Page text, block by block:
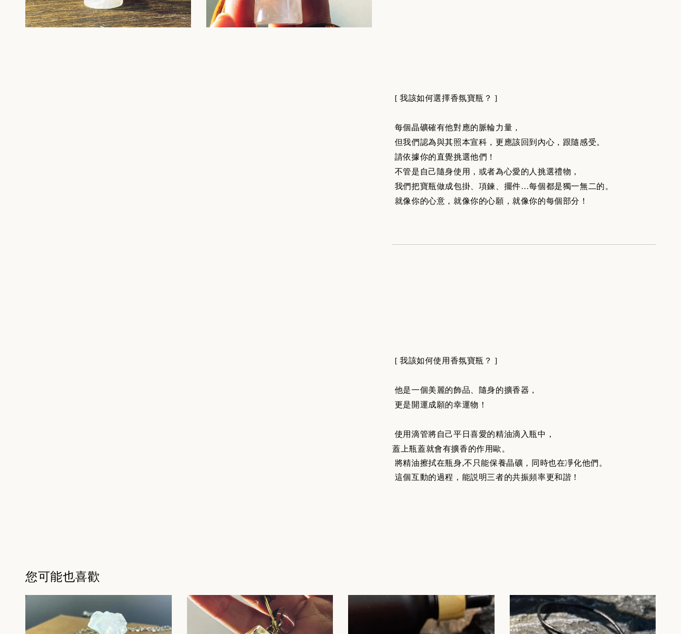
[ 我該如何選擇香氛寶瓶？ ]
每個晶礦確有他對應的脈輪力量，
但我們認為與其照本宣科，更應該回到內心，跟隨感受。
請依據你的直覺挑選他們！
不管是自己隨身使用，或者為心愛的人挑選禮物，
我們把寶瓶做成包掛、項鍊、擺件…每個都是獨一無二的。
就像你的心意，就像你的心願，就像你的每個部分！
[ 我該如何使用香氛寶瓶？ ]
他是一個美麗的飾品、隨身的擴香器，
更是開運成願的幸運物！
使用滴管將自己平日喜愛的精油滴入瓶中，
蓋上瓶蓋就會有擴香的作用歐。
將精油擦拭在瓶身,不只能保養晶礦，同時也在凈化他們。
這個互動的過程，能説明三者的共振頻率更和諧！
您可能也喜歡